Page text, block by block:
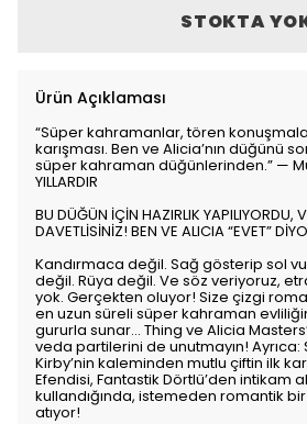
STOKTA
Ürün Açıklaması
“Süper kahramanlar, tören
karışması. Ben ve Alicia’nın düğünü
süper kahraman düğünlerinden.” —
YILLARDIR
BU DÜĞÜN İÇİN HAZIRLIK YAPILIYORDU,
DAVETLİSİNİZ! BEN VE ALICIA “EVET”
Kandırmaca değil. Sağ gösterip sol
değil. Rüya değil. Ve söz veriyoruz,
yok. Gerçekten oluyor! Size çizgi
en uzun süreli süper kahraman
gururla sunar... Thing ve Alicia
veda partilerini de unutmayın! Ayrıca:
Kirby’nin kaleminden mutlu çiftin ilk
Efendisi, Fantastik Dörtlü’den intikam
kullandığında, istemeden romantik
atıyor!